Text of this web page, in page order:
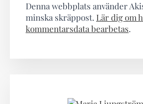
Denna webbplats använder
minska skräppost. Lär dig om
kommentarsdata bearbetas.